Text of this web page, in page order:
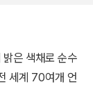
은 색채로 순수
세계 70여개 언